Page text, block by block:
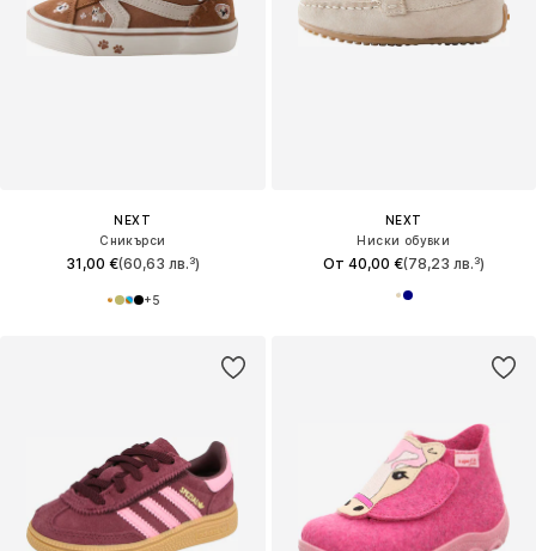
NEXT
Сникърси
31,00 €(60,63 лв.³)
+5
NEXT
Ниски обувки
От 40,00 €(78,23 лв.³)